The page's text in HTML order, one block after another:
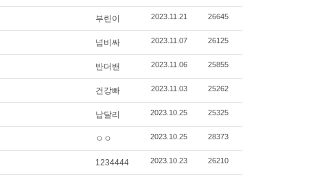
부린이 2023.11.21 26645
넘비싸 2023.11.07 26125
반더밴 2023.11.06 25855
건강빠 2023.11.03 25262
납달리 2023.10.25 25325
ㅇㅇ 2023.10.25 28373
1234444 2023.10.23 26210